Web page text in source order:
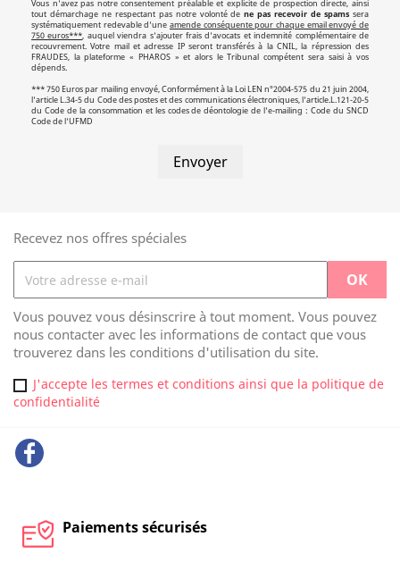
Vous n'avez pas notre consentement préalable et explicite de prospection directe, ainsi
tout démarchage ne respectant pas notre volonté dene pas recevoir de spams sera
systématiquement redevable d'une amende conséquente pour chaque email envoyé de
750 euros***, auquel viendra s'ajouter frais d'avocats et indemnité complémentaire de
recouvrement. Votre mail et adresse IP seront transférés à la CNIL, la répression des
FRAUDES, la plateforme « PHAROS » et alors le Tribunal compétent sera saisi à vos
dépends.
*** 750 Euros par mailing envoyé, Conformément à la Loi LEN n°2004-575 du 21 juin 2004,
l'article L.34-5 du Code des postes et des communications électroniques, l'article.L.121-20-5
du Code de la consommation et les codes de déontologie de l'e-mailing : Code du SNCD
Code de l'UFMD
Envoyer
Recevez nos offres spéciales
Vous pouvez vous désinscrire à tout moment. Vous pouvez
nous contacter avec les informations de contact que vous
trouverez dans les conditions d'utilisation du site.
J'accepte les termes et conditions ainsi que la politique de
confidentialité
Paiements sécurisés